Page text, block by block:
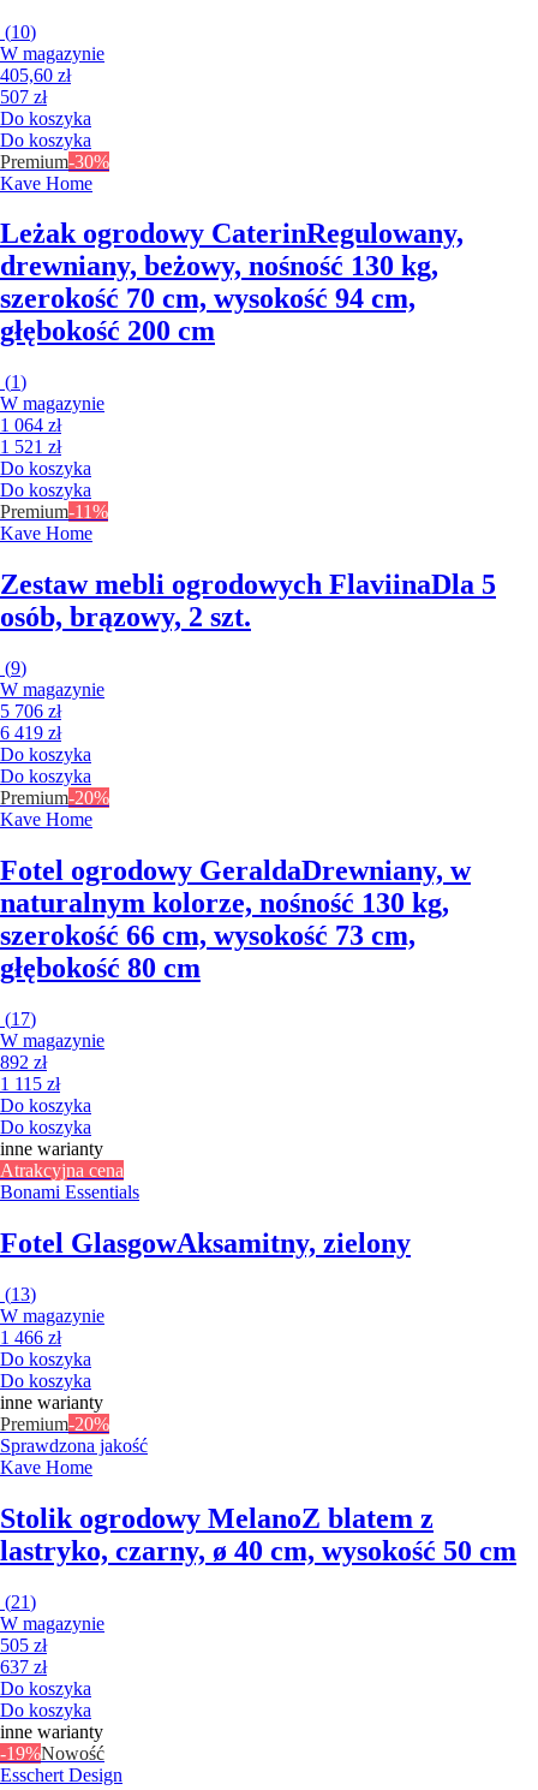
(10)
W magazynie
405,60 zł
507 zł
Do koszyka
Do koszyka
Premium-30%
Kave Home
Leżak ogrodowy CaterinRegulowany,
drewniany, beżowy, nośność 130 kg,
szerokość 70 cm, wysokość 94 cm,
głębokość 200 cm
(1)
W magazynie
1 064 zł
1 521 zł
Do koszyka
Do koszyka
Premium-11%
Kave Home
Zestaw mebli ogrodowych FlaviinaDla 5
osób, brązowy, 2 szt.
(9)
W magazynie
5 706 zł
6 419 zł
Do koszyka
Do koszyka
Premium-20%
Kave Home
Fotel ogrodowy GeraldaDrewniany, w
naturalnym kolorze, nośność 130 kg,
szerokość 66 cm, wysokość 73 cm,
głębokość 80 cm
(17)
W magazynie
892 zł
1 115 zł
Do koszyka
Do koszyka
inne warianty
Atrakcyjna cena
Bonami Essentials
Fotel GlasgowAksamitny, zielony
(13)
W magazynie
1 466 zł
Do koszyka
Do koszyka
inne warianty
Premium-20%
Sprawdzona jakość
Kave Home
Stolik ogrodowy MelanoZ blatem z
lastryko, czarny, ø 40 cm, wysokość 50 cm
(21)
W magazynie
505 zł
637 zł
Do koszyka
Do koszyka
inne warianty
-19%Nowość
Esschert Design